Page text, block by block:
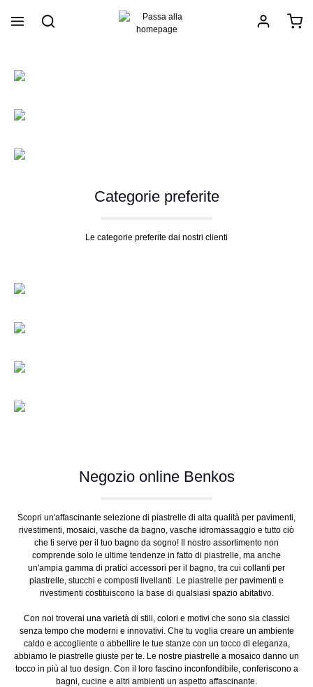
principale
Categorie preferite
Le categorie preferite dai nostri clienti
Negozio online Benkos
Scopri un'affascinante selezione di piastrelle di alta qualità per pavimenti,
rivestimenti, mosaici, vasche da bagno, vasche idromassaggio e tutto ciò
che ti serve per il tuo bagno da sogno! Il nostro assortimento non
comprende solo le ultime tendenze in fatto di piastrelle, ma anche
un'ampia gamma di pratici accessori per il bagno, tra cui collanti per
piastrelle, stucchi e composti livellanti. Le piastrelle per pavimenti e
rivestimenti costituiscono la base di qualsiasi spazio abitativo.
Con noi troverai una varietà di stili, colori e motivi che sono sia classici
senza tempo che moderni e innovativi. Che tu voglia creare un ambiente
caldo e accogliente o abbellire le tue stanze con un tocco di eleganza,
abbiamo le piastrelle giuste per te. Le nostre piastrelle a mosaico danno un
tocco in più al tuo design. Con il loro fascino inconfondibile, conferiscono a
bagni, cucine e altri ambienti un aspetto affascinante.